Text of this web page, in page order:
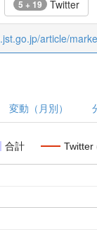
5 + 19 Twitter
article/
変動（月別）
合計 Twitter